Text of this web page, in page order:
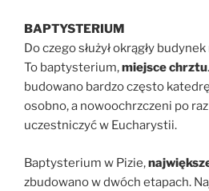
BAPTYSTERIUM
Do czego służył okrągły
To baptysterium,miejsce chrztu
budowano bardzo często
osobno, a nowoochrzczeni po
uczestniczyć w Eucharystii.
Baptysterium w Pizie,
zbudowano w dwóch etapach.